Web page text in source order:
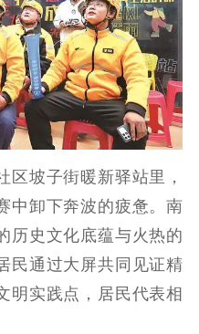
明
践
文明培育
型
传
教育
全民国防教育
护利
版
坡子街暖新驿站里，
中卸下奔波的疲惫。南
历史文化底蕴与火热的
民通过大屏共同见证精
明实践点，居民代表相